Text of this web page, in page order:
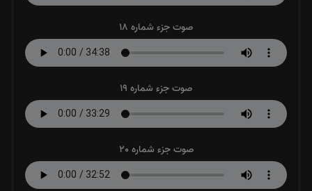
صوت جزء شماره 18
صوت جزء شماره 19
صوت جزء شماره 20